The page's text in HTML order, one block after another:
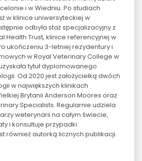
i w Wiedniu. Po studiach
w klinice uniwersyteckiej w
odbyła staż specjalizacyjny z
Health Trust, klinice referencyjnej w
ukończeniu 3-letniej rezydentury i
w Royal Veterinary College w
tytuł dyplomowanego
Od 2020 jest założycielką dwóch
w największych klinikach
Brytanii Anderson Moores oraz
Specialists. Regularnie udziela
weterynarii na całym świecie,
i konsultuje przypadki
również autorką licznych publikacji.